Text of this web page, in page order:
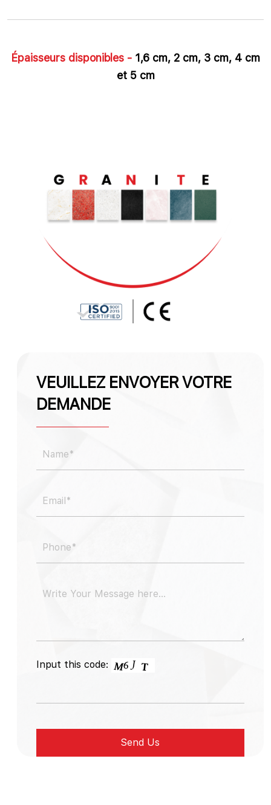
Épaisseurs disponibles - 1,6 cm, 2 cm, 3 cm, 4 cm
et 5 cm
VEUILLEZ ENVOYER VOTRE
DEMANDE
Input this code: